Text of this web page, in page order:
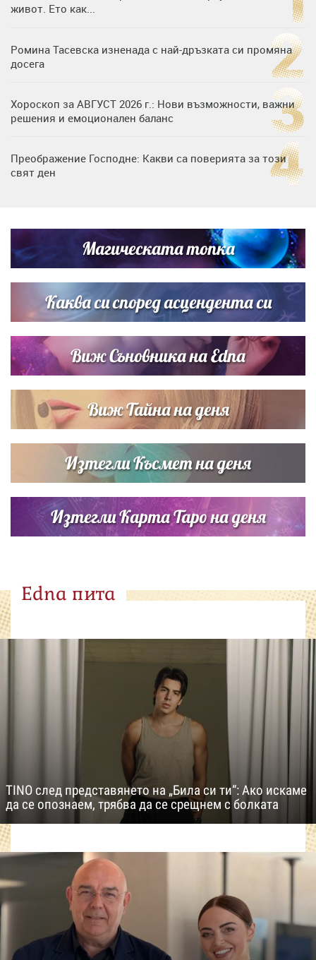
живот. Ето как...
Ромина Тасевска изненада с най-дръзката си промяна
досега
Хороскоп за АВГУСТ 2026 г.: Нови възможности, важни
решения и емоционален баланс
Преображение Господне: Какви са поверията за този
свят ден
си деца на семейна морска приказка
Звездна ваканция в Майорка: Дженифър Анистън,
Кортни Кокс и Джим Къртис заедно на яхта
Магическата топка
Каква си според асцендента си
Виж Съновника на Edna
Виж Тайна на деня
Изтегли Късмет на деня
Изтегли Карта Таро на деня
Edna пита
TINO след представянето на „Била си ти“: Ако искаме
да се опознаем, трябва да се срещнем с болката